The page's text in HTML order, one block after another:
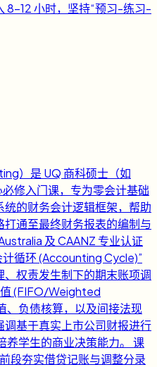
8-12 小时，坚持“预习-练习-
）是 UQ 商科硕士（如
修入门课，专为零会计基础
的财务会计逻辑框架，帮助
通至最终财务报表的编制与
及 CAANZ 专业认证
循环 (Accounting Cycle)”
权责发生制下的期末账项调
(FIFO/Weighted
、负债核算，以及间接法现
基于真实上市公司财报进行
养学生的商业决策能力。 课
段夯实借贷记账与调整分录